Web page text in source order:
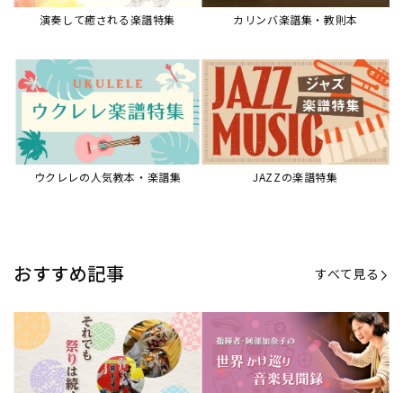
【第21回公開】なぜ人々は祭りを
必要とするのか？祭りの今を見つ
める現地ルポ
【第16回公開】ヨーロッパを拠点
に世界を駆けまわる阿部加奈子の
今に迫る
「できた！」があふれる！『生徒
指導の教科書』
イブ＆トークレポート